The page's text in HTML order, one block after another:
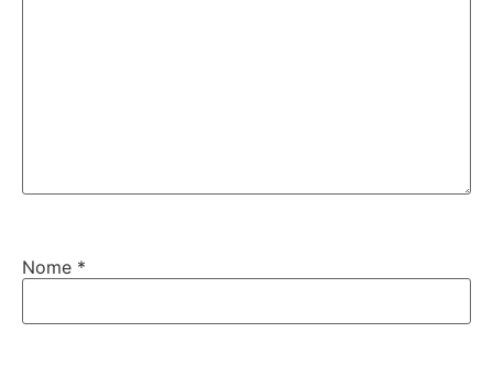
Nome *